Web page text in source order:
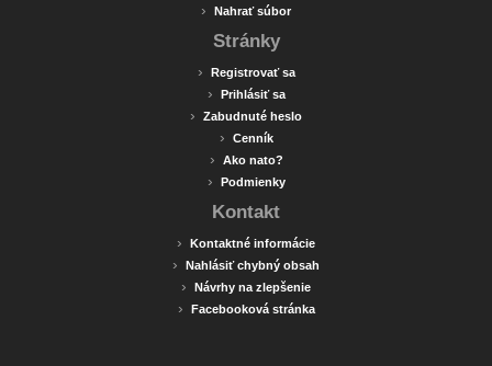
› Nahrať súbor
Stránky
› Registrovať sa
› Prihlásiť sa
› Zabudnuté heslo
› Cenník
› Ako nato?
› Podmienky
Kontakt
› Kontaktné informácie
› Nahlásiť chybný obsah
› Návrhy na zlepšenie
› Facebooková stránka